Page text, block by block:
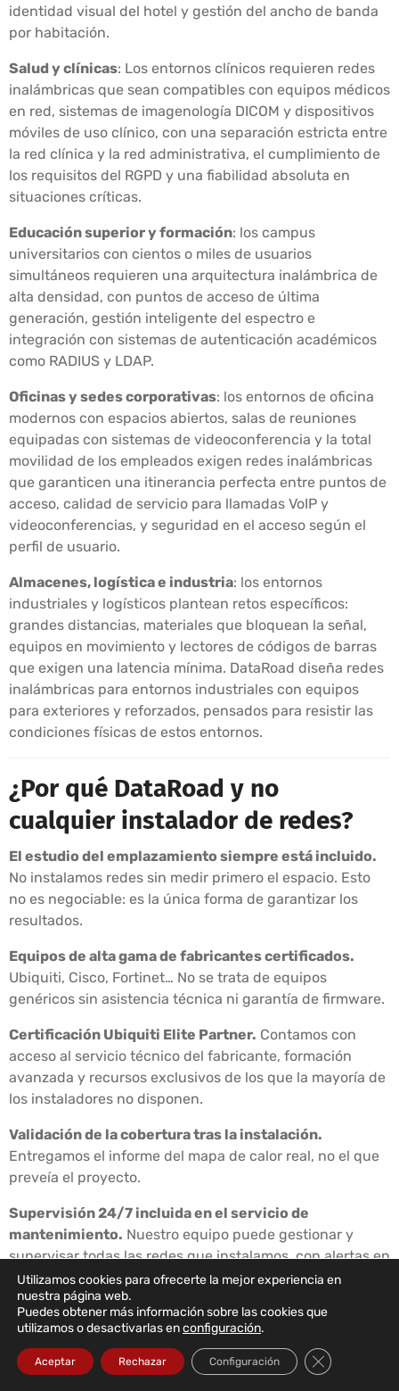
identidad visual del hotel y gestión del ancho de banda
por habitación.
Salud y clínicas: Los entornos clínicos requieren redes
inalámbricas que sean compatibles con equipos médicos
en red, sistemas de imagenología DICOM y dispositivos
móviles de uso clínico, con una separación estricta entre
la red clínica y la red administrativa, el cumplimiento de
los requisitos del RGPD y una fiabilidad absoluta en
situaciones críticas.
Educación superior y formación: los campus
universitarios con cientos o miles de usuarios
simultáneos requieren una arquitectura inalámbrica de
alta densidad, con puntos de acceso de última
generación, gestión inteligente del espectro e
integración con sistemas de autenticación académicos
como RADIUS y LDAP.
Oficinas y sedes corporativas: los entornos de oficina
modernos con espacios abiertos, salas de reuniones
equipadas con sistemas de videoconferencia y la total
movilidad de los empleados exigen redes inalámbricas
que garanticen una itinerancia perfecta entre puntos de
acceso, calidad de servicio para llamadas VoIP y
videoconferencias, y seguridad en el acceso según el
perfil de usuario.
Almacenes, logística e industria: los entornos
industriales y logísticos plantean retos específicos:
grandes distancias, materiales que bloquean la señal,
equipos en movimiento y lectores de códigos de barras
que exigen una latencia mínima. DataRoad diseña redes
inalámbricas para entornos industriales con equipos
para exteriores y reforzados, pensados para resistir las
condiciones físicas de estos entornos.
¿Por qué DataRoad y no
cualquier instalador de redes?
El estudio del emplazamiento siempre está incluido.
No instalamos redes sin medir primero el espacio. Esto
no es negociable: es la única forma de garantizar los
resultados.
Equipos de alta gama de fabricantes certificados.
Ubiquiti, Cisco, Fortinet… No se trata de equipos
genéricos sin asistencia técnica ni garantía de firmware.
Certificación Ubiquiti Elite Partner. Contamos con
acceso al servicio técnico del fabricante, formación
avanzada y recursos exclusivos de los que la mayoría de
los instaladores no disponen.
Validación de la cobertura tras la instalación.
Entregamos el informe del mapa de calor real, no el que
preveía el proyecto.
Supervisión 24/7 incluida en el servicio de
mantenimiento. Nuestro equipo puede gestionar y
supervisar todas las redes que instalamos, con alertas en
tiempo real e intervención proactiva.
Documentación completa entregada al cliente.
Esquema de la red actualizado, configuraciones
exportadas, credenciales de acceso y manual de gestión
básica, para que el cliente nunca dependa del instalador.
Utilizamos cookies para ofrecerte la mejor experiencia en
nuestra página web.
Puedes obtener más información sobre las cookies que
utilizamos o desactivarlas enconfiguración.
Aceptar Rechazar Configuración Cerrar el